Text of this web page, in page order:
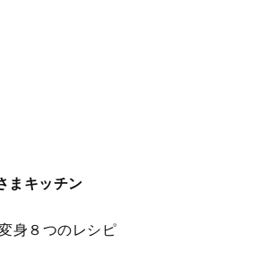
まキッチン
身８つのレシピ